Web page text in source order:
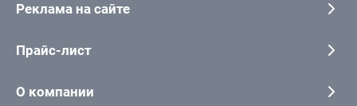
Реклама на сайте
Прайс-лист
О компании